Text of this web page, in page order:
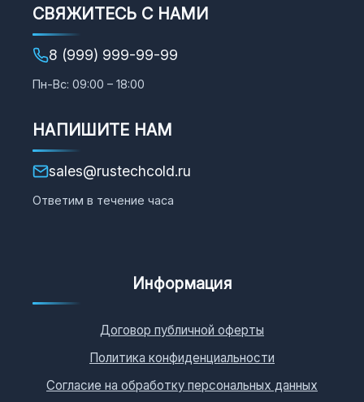
СВЯЖИТЕСЬ С НАМИ
8 (999) 999-99-99
Пн-Вс: 09:00 – 18:00
НАПИШИТЕ НАМ
sales@rustechcold.ru
Ответим в течение часа
Информация
Договор публичной оферты
Политика конфиденциальности
Согласие на обработку персональных данных